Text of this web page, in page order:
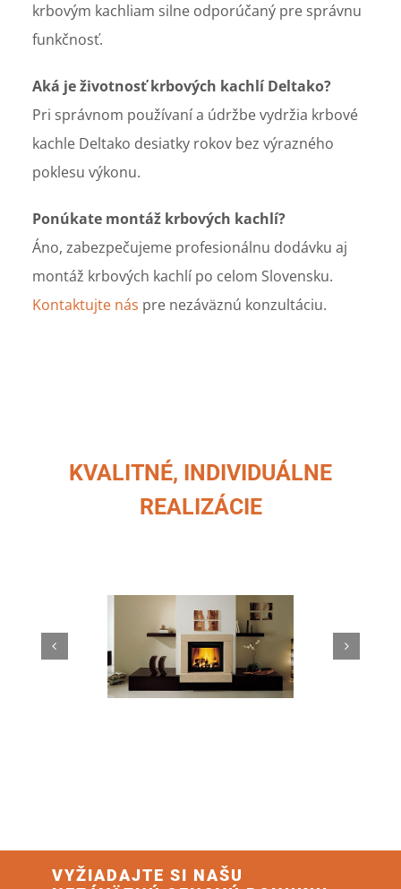
krbovým kachliam silne odporúčaný pre správnu
funkčnosť.
Aká je životnosť krbových kachlí Deltako?
Pri správnom používaní a údržbe vydržia krbové
kachle Deltako desiatky rokov bez výrazného
poklesu výkonu.
Ponúkate montáž krbových kachlí?
Áno, zabezpečujeme profesionálnu dodávku aj
montáž krbových kachlí po celom Slovensku.
Kontaktujte nás pre nezáväznú konzultáciu.
KVALITNÉ, INDIVIDUÁLNE
REALIZÁCIE
VYŽIADAJTE SI NAŠU